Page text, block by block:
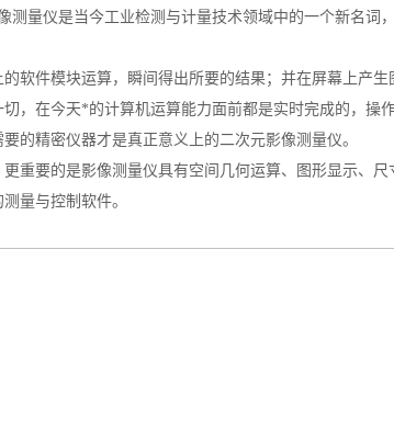
量仪是当今工业检测与计量技术领域中的一个新名词
软件模块运算，瞬间得出所要的结果；并在屏幕上产生
，在今天*的计算机运算能力面前都是实时完成的，操
的精密仪器才是真正意义上的二次元影像测量仪。
重要的是影像测量仪具有空间几何运算、图形显示、
量与控制软件。